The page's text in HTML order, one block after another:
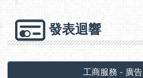
發表迴響
工商服務 - 廣告